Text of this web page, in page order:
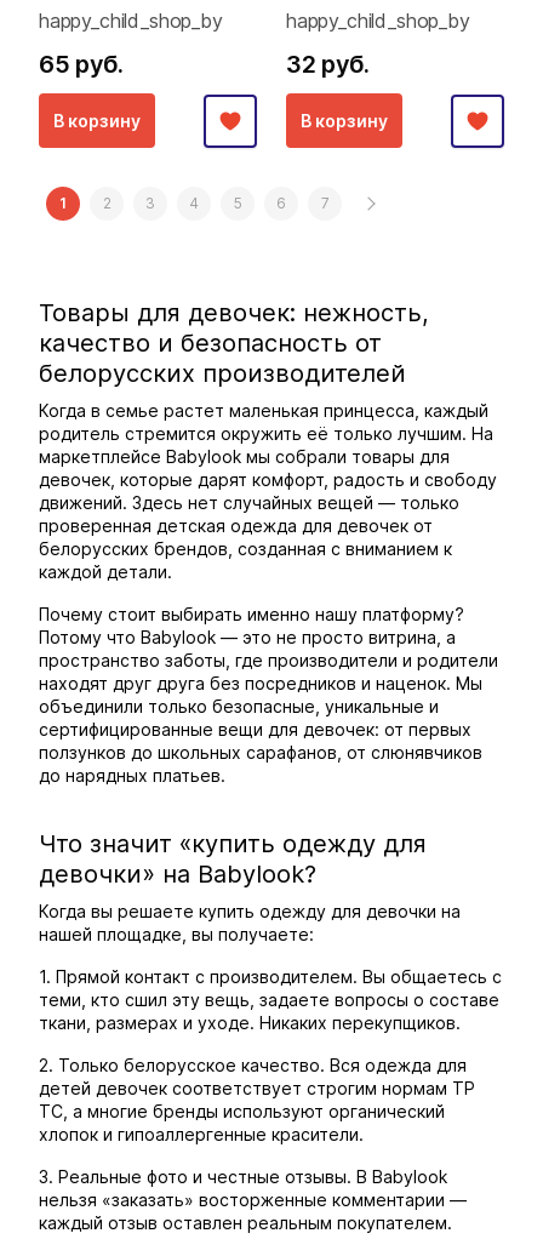
happy_child_shop_by
65 руб.
В корзину
happy_child_shop_by
32 руб.
В корзину
1 2 3 4 5 6 7
Товары для девочек: нежность,
качество и безопасность от
белорусских производителей
Когда в семье растет маленькая принцесса, каждый
родитель стремится окружить её только лучшим. На
маркетплейсе Babylook мы собрали товары для
девочек, которые дарят комфорт, радость и свободу
движений. Здесь нет случайных вещей — только
проверенная детская одежда для девочек от
белорусских брендов, созданная с вниманием к
каждой детали.
Почему стоит выбирать именно нашу платформу?
Потому что Babylook — это не просто витрина, а
пространство заботы, где производители и родители
находят друг друга без посредников и наценок. Мы
объединили только безопасные, уникальные и
сертифицированные вещи для девочек: от первых
ползунков до школьных сарафанов, от слюнявчиков
до нарядных платьев.
Что значит «купить одежду для
девочки» на Babylook?
Когда вы решаете купить одежду для девочки на
нашей площадке, вы получаете:
1. Прямой контакт с производителем. Вы общаетесь с
теми, кто сшил эту вещь, задаете вопросы о составе
ткани, размерах и уходе. Никаких перекупщиков.
2. Только белорусское качество. Вся одежда для
детей девочек соответствует строгим нормам ТР
ТС, а многие бренды используют органический
хлопок и гипоаллергенные красители.
3. Реальные фото и честные отзывы. В Babylook
нельзя «заказать» восторженные комментарии —
каждый отзыв оставлен реальным покупателем.